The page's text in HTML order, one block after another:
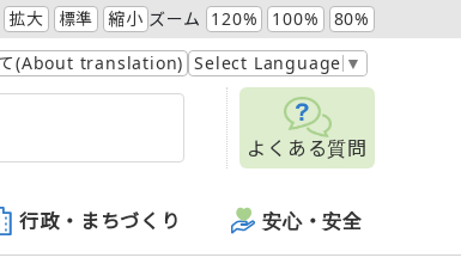
拡大 標準 縮小 ズーム 120% 100%
80%
(About translation) Select Language ▼
よくある質問
行政・まちづくり 安心・安全